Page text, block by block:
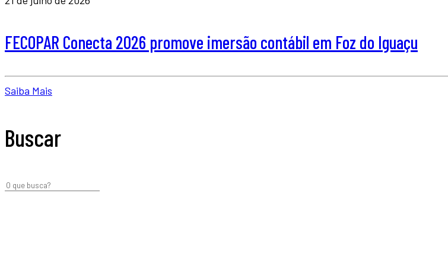
FECOPAR Conecta 2026 promove imersão contábil em Foz do Iguaçu
Saiba Mais
Buscar